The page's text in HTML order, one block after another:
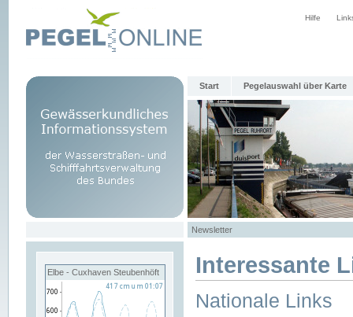
Hilfe
Start Pegelauswahl über Karte
Newsletter
Elbe - Cuxhaven Steubenhöft Interessante
Nationale Links